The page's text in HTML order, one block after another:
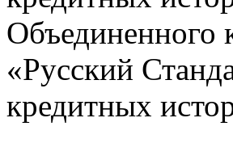
Объединенного
«Русский
кредитных